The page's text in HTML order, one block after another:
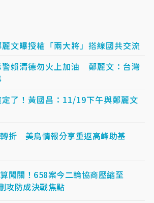
文曝授權「兩大將」搭線國共交流
警賴清德勿火上加油 鄭麗文：台灣
了！黃國昌：11/19下午與鄭麗文
折 美烏情報分享重返高峰助基
闖關！658案今二輪協商壓縮至
防成決戰焦點